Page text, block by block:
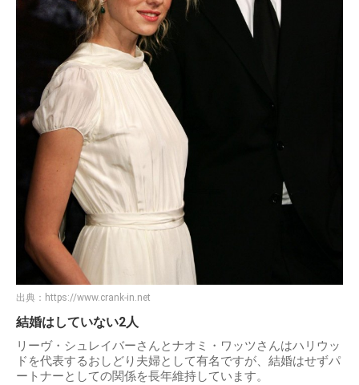
出典： https://www.crank-in.net
結婚はしていない2人
リーヴ・シュレイバーさんとナオミ・ワッツさんはハリウッ
ドを代表するおしどり夫婦として有名ですが、結婚はせずパ
ートナーとしての関係を長年維持しています。